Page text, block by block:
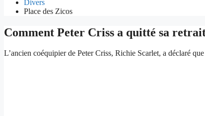
Divers
Place des Zicos
Comment Peter Criss a quitté sa
L’ancien coéquipier de Peter Criss, Richie Scarlet, a déclaré